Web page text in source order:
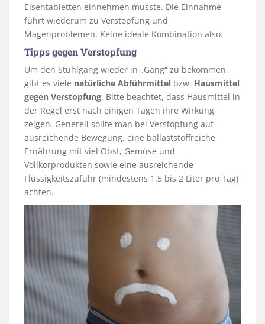
Eisentabletten einnehmen musste. Die Einnahme
führt wiederum zu Verstopfung und
Magenproblemen. Keine ideale Kombination also.
Tipps gegen Verstopfung
Um den Stuhlgang wieder in „Gang“ zu bekommen,
gibt es viele natürliche Abführmittel bzw. Hausmittel
gegen Verstopfung. Bitte beachtet, dass Hausmittel in
der Regel erst nach einigen Tagen ihre Wirkung
zeigen. Generell sollte man bei Verstopfung auf
ausreichende Bewegung, eine ballaststoffreiche
Ernährung mit viel Obst, Gemüse und
Vollkorprodukten sowie eine ausreichende
Flüssigkeitszufuhr (mindestens 1,5 bis 2 Liter pro Tag)
achten.